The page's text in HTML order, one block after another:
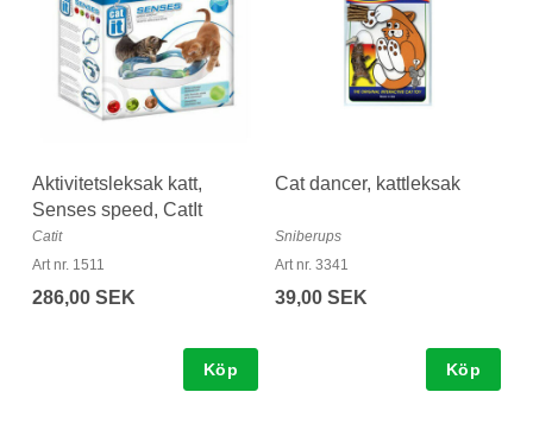
Aktivitetsleksak katt,
Senses speed, CatIt
Catit
Art nr. 1511
286,00 SEK
Köp
Cat dancer, kattleksak
Sniberups
Art nr. 3341
39,00 SEK
Köp